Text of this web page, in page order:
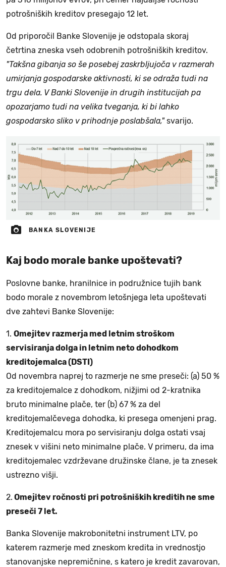
potrošniških kreditov presegajo 12 let.
Od priporočil Banke Slovenije je odstopala skoraj
četrtina zneska vseh odobrenih potrošniških kreditov.
"Takšna gibanja so še posebej zaskrbljujoča v razmerah
umirjanja gospodarske aktivnosti, ki se odraža tudi na
trgu dela. V Banki Slovenije in drugih institucijah pa
opozarjamo tudi na velika tveganja, ki bi lahko
gospodarsko sliko v prihodnje poslabšala,"svarijo.
BANKA SLOVENIJE
Kaj bodo morale banke upoštevati?
Poslovne banke, hranilnice in podružnice tujih bank
bodo morale z novembrom letošnjega leta upoštevati
dve zahtevi Banke Slovenije:
1. Omejitev razmerja med letnim stroškom
servisiranja dolga in letnim neto dohodkom
kreditojemalca (DSTI)
Od novembra naprej to razmerje ne sme preseči: (a) 50 %
za kreditojemalce z dohodkom, nižjimi od 2-kratnika
bruto minimalne plače, ter (b) 67 % za del
kreditojemalčevega dohodka, ki presega omenjeni prag.
Kreditojemalcu mora po servisiranju dolga ostati vsaj
znesek v višini neto minimalne plače. V primeru, da ima
kreditojemalec vzdrževane družinske člane, je ta znesek
ustrezno višji.
2. Omejitev ročnosti pri potrošniških kreditih ne sme
preseči 7 let.
Banka Slovenije makrobonitetni instrument LTV, po
katerem razmerje med zneskom kredita in vrednostjo
stanovanjske nepremičnine, s katero je kredit zavarovan,